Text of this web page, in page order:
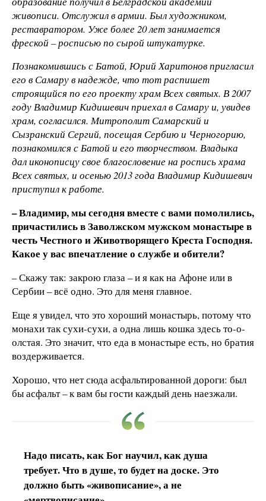
живописи. Отслужил в армии. Был художником,
реставратором. Уже более 20 лет занимается
фреской – росписью по сырой штукатурке.
Познакомившись с Батой, Юрий Харитонов пригласил
его в Самару в надежде, что тот распишет
строящийся по его проекту храм Всех святых. В 2007
году Владимир Кидишевич приехал в Самару и, увидев
храм, согласился. Митрополит Самарский и
Сызранский Сергий, посещая Сербию и Черногорию,
познакомился с Батой и его творчеством. Владыка
дал иконописцу свое благословение на роспись храма
Всех святых, и осенью 2013 года Владимир Кидишевич
приступил к работе.
– Владимир, мы сегодня вместе с вами помолились,
причастились в Заволжском мужском монастыре в
честь Честного и Животворящего Креста Господня.
Какое у вас впечатление о службе и обители?
– Скажу так: закрою глаза – и я как на Афоне или в
Сербии – всё одно. Это для меня главное.
Еще я увидел, что это хороший монастырь, потому что
монахи так сухи-сухи, а одна лишь кошка здесь то-о-
олстая. Это значит, что еда в монастыре есть, но братия
воздерживается.
Хорошо, что нет сюда асфальтированной дороги: был
бы асфальт – к вам бы гости каждый день наезжали.
Надо писать, как Бог научил, как душа
требует. Что в душе, то будет на доске. Это
должно быть «живописание», а не